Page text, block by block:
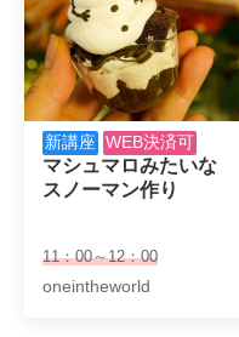
新講座 WEB決済可
マシュマロみたいな
スノーマン作り
11：00～12：00
oneintheworld